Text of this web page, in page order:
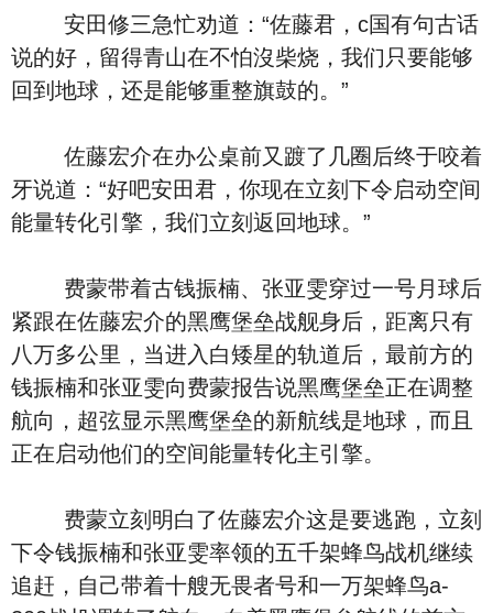
安田修三急忙劝道：“佐藤君，c国有句古话
说的好，留得青山在不怕沒柴烧，我们只要能够
回到地球，还是能够重整旗鼓的。”
佐藤宏介在办公桌前又踱了几圈后终于咬着
牙说道：“好吧安田君，你现在立刻下令启动空间
能量转化引擎，我们立刻返回地球。”
费蒙带着古钱振楠、张亚雯穿过一号月球后
紧跟在佐藤宏介的黑鹰堡垒战舰身后，距离只有
八万多公里，当进入白矮星的轨道后，最前方的
钱振楠和张亚雯向费蒙报告说黑鹰堡垒正在调整
航向，超弦显示黑鹰堡垒的新航线是地球，而且
正在启动他们的空间能量转化主引擎。
费蒙立刻明白了佐藤宏介这是要逃跑，立刻
下令钱振楠和张亚雯率领的五千架蜂鸟战机继续
追赶，自己带着十艘无畏者号和一万架蜂鸟a-